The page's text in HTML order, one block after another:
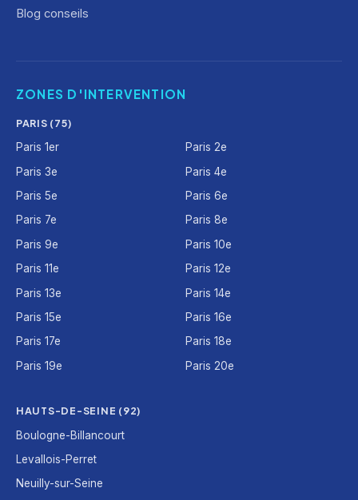
Blog conseils
ZONES D'INTERVENTION
PARIS (75)
Paris 1er
Paris 2e
Paris 3e
Paris 4e
Paris 5e
Paris 6e
Paris 7e
Paris 8e
Paris 9e
Paris 10e
Paris 11e
Paris 12e
Paris 13e
Paris 14e
Paris 15e
Paris 16e
Paris 17e
Paris 18e
Paris 19e
Paris 20e
HAUTS-DE-SEINE (92)
Boulogne-Billancourt
Levallois-Perret
Neuilly-sur-Seine